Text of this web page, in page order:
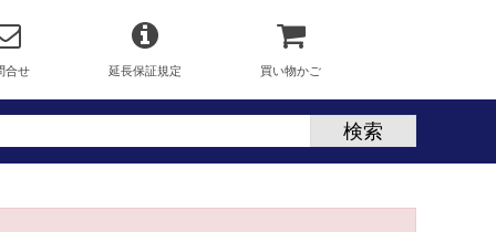
合せ 延長保証規定 買い物かご